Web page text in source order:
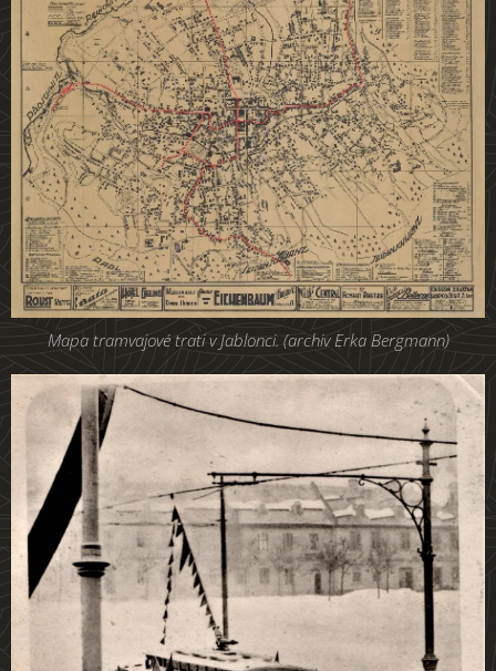
Mapa tramvajové trati v Jablonci. (archiv Erka Bergmann)